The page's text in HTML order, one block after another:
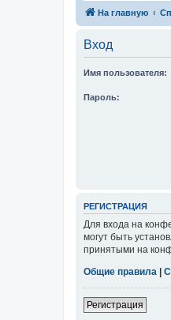
На главную
Вход
Имя пользователя:
Пароль:
РЕГИСТРАЦИЯ
Для входа на
могут быть
принятыми на
Общие правила
Регистрация